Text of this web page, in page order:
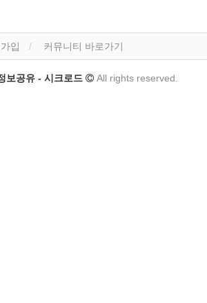
입 커뮤니티 바로가기
보공유 - 시크로드 All rights reserved.